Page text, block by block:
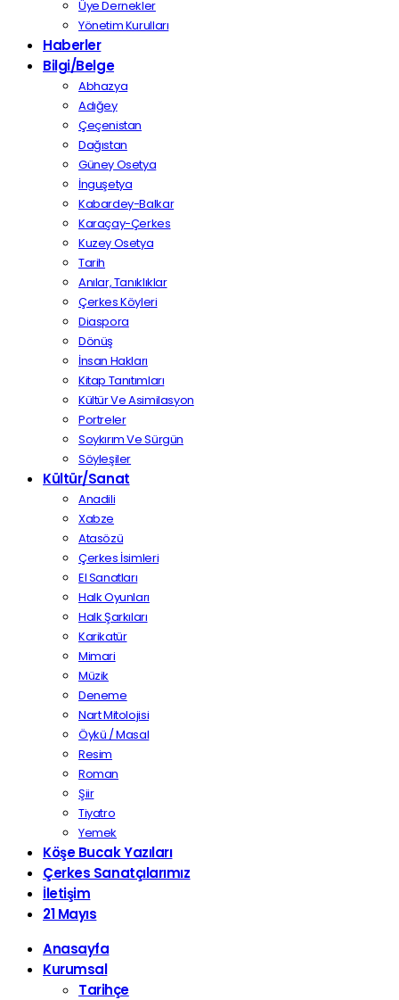
Üye Dernekler
Yönetim Kurulları
Haberler
Bilgi/Belge
Abhazya
Adığey
Çeçenistan
Dağıstan
Güney Osetya
İnguşetya
Kabardey-Balkar
Karaçay-Çerkes
Kuzey Osetya
Tarih
Anılar, Tanıklıklar
Çerkes Köyleri
Diaspora
Dönüş
İnsan Hakları
Kitap Tanıtımları
Kültür Ve Asimilasyon
Portreler
Soykırım Ve Sürgün
Söyleşiler
Kültür/Sanat
Anadili
Xabze
Atasözü
Çerkes İsimleri
El Sanatları
Halk Oyunları
Halk Şarkıları
Karikatür
Mimari
Müzik
Deneme
Nart Mitolojisi
Öykü / Masal
Resim
Roman
Şiir
Tiyatro
Yemek
Köşe Bucak Yazıları
Çerkes Sanatçılarımız
İletişim
21 Mayıs
Anasayfa
Kurumsal
Tarihçe